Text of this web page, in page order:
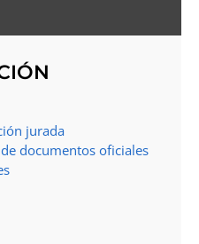
jurada
documentos oficiales